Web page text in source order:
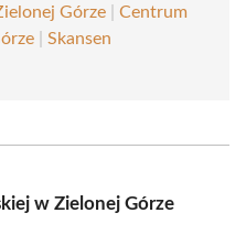
Górze
Centrum
Skansen
w Zielonej Górze